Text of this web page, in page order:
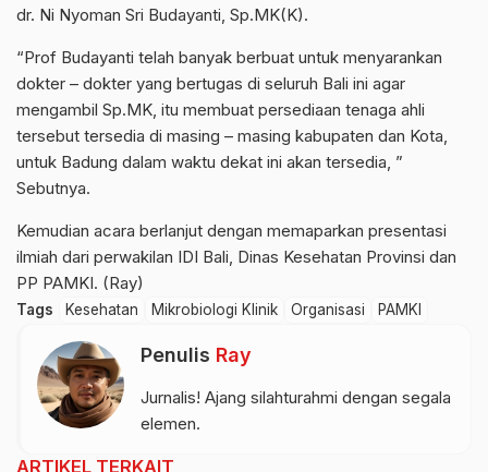
dr. Ni Nyoman Sri Budayanti, Sp.MK(K).
“Prof Budayanti telah banyak berbuat untuk menyarankan
dokter – dokter yang bertugas di seluruh Bali ini agar
mengambil Sp.MK, itu membuat persediaan tenaga ahli
tersebut tersedia di masing – masing kabupaten dan Kota,
untuk Badung dalam waktu dekat ini akan tersedia, ”
Sebutnya.
Kemudian acara berlanjut dengan memaparkan presentasi
ilmiah dari perwakilan IDI Bali, Dinas Kesehatan Provinsi dan
PP PAMKI. (Ray)
Tags Kesehatan Mikrobiologi Klinik Organisasi PAMKI
Penulis Ray
Jurnalis! Ajang silahturahmi dengan segala
elemen.
ARTIKEL TERKAIT